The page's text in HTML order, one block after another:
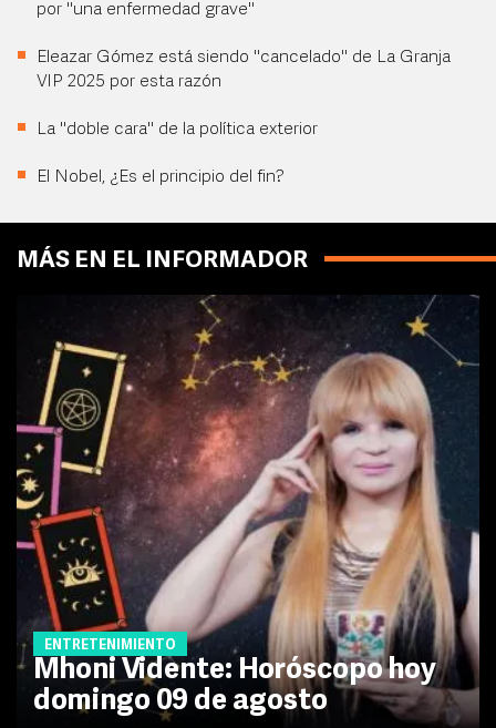
por "una enfermedad grave"
Eleazar Gómez está siendo "cancelado" de La Granja
VIP 2025 por esta razón
La "doble cara" de la política exterior
El Nobel, ¿Es el principio del fin?
MÁS EN EL INFORMADOR
ENTRETENIMIENTO
Mhoni Vidente: Horóscopo hoy
domingo 09 de agosto